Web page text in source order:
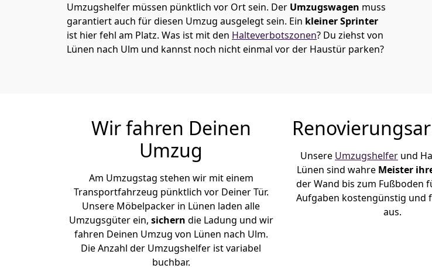
Umzugshelfer müssen pünktlich vor Ort sein. Der Umzugswagen muss
garantiert auch für diesen Umzug ausgelegt sein. Ein kleiner Sprinter
ist hier fehl am Platz. Was ist mit den Halteverbotszonen? Du ziehst von
Lünen nach Ulm und kannst noch nicht einmal vor der Haustür parken?
Wir fahren Deinen
Umzug
Am Umzugstag stehen wir mit einem
Transportfahrzeug pünktlich vor Deiner Tür.
Unsere Möbelpacker in Lünen laden alle
Umzugsgüter ein, sichern die Ladung und wir
fahren Deinen Umzug von Lünen nach Ulm.
Die Anzahl der Umzugshelfer ist variabel
buchbar.
Unsere Umzugshelfer und
Lünen sind wahre Meister
der Wand bis zum Fußboden
Aufgaben kostengünstig und
aus.